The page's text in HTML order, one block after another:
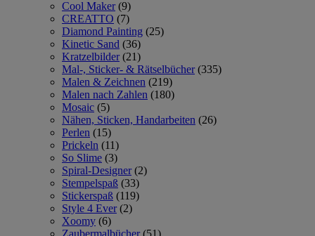
Cool Maker (9)
CREATTO (7)
Diamond Painting (25)
Kinetic Sand (36)
Kratzelbilder (21)
Mal-, Sticker- & Rätselbücher (335)
Malen & Zeichnen (219)
Malen nach Zahlen (180)
Mosaic (5)
Nähen, Sticken, Handarbeiten (26)
Perlen (15)
Prickeln (11)
So Slime (3)
Spiral-Designer (2)
Stempelspaß (33)
Stickerspaß (119)
Style 4 Ever (2)
Xoomy (6)
Zaubermalbücher (51)